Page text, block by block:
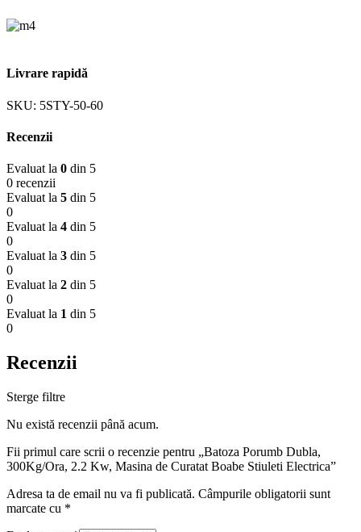
Livrare rapidă
SKU: 5STY-50-60
Recenzii
Evaluat la 0 din 5
0 recenzii
Evaluat la 5 din 5
0
Evaluat la 4 din 5
0
Evaluat la 3 din 5
0
Evaluat la 2 din 5
0
Evaluat la 1 din 5
0
Recenzii
Sterge filtre
Nu există recenzii până acum.
Fii primul care scrii o recenzie pentru „Batoza Porumb Dubla,
300Kg/Ora, 2.2 Kw, Masina de Curatat Boabe Stiuleti Electrica”
Adresa ta de email nu va fi publicată. Câmpurile obligatorii sunt
marcate cu *